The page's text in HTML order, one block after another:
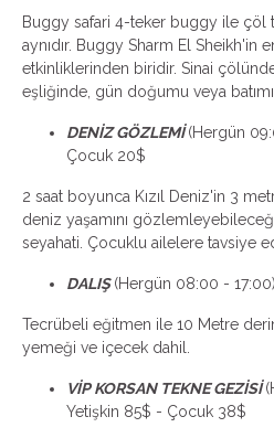
Buggy safari 4-teker buggy ile çöl
aynıdır. Buggy Sharm El Sheikh'in
etkinliklerinden biridir. Sinai
eşliğinde, gün doğumu veya
DENİZ GÖZLEMİ(Hergün
Çocuk 20$
2 saat boyunca Kızıl Deniz'in 3
deniz yaşamını
seyahati. Çocuklu ailelere tavsiye
DALIŞ(Hergün 08:00 -
Tecrübeli eğitmen ile 10 Metre
yemeği ve içecek dahil.
VİP KORSAN TEKNE GEZİSİ
Yetişkin 85$ - Çocuk 38$